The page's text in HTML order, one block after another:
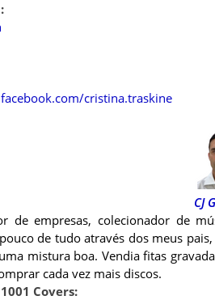
cristina.traskine
CJ
de empresas, colecionador de
de tudo através dos meus
mistura boa. Vendia fitas
cada vez mais discos.
Covers: